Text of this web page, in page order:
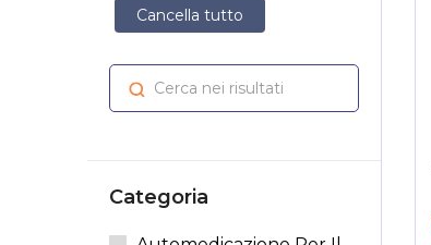
Cancella tutto
Cerca nei risultati Cerca
Categoria